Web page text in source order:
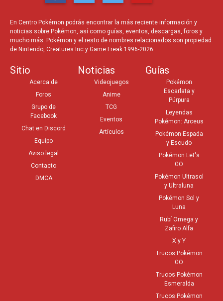
En Centro Pokémon podrás encontrar la más reciente información y
noticias sobre Pokémon, así como guías, eventos, descargas, foros y
mucho más. Pokémon y el resto de nombres relacionados son propiedad
de Nintendo, Creatures Inc y Game Freak 1996-2026.
Sitio
Acerca de
Foros
Grupo de
Facebook
Chat en Discord
Equipo
Aviso legal
Contacto
DMCA
Noticias
Videojuegos
Anime
TCG
Eventos
Artículos
Guías
Pokémon
Escarlata y
Púrpura
Leyendas
Pokémon: Arceus
Pokémon Espada
y Escudo
Pokémon Let's
GO
Pokémon Ultrasol
y Ultraluna
Pokémon Sol y
Luna
Rubí Omega y
Zafiro Alfa
X y Y
Trucos Pokémon
GO
Trucos Pokémon
Esmeralda
Trucos Pokémon